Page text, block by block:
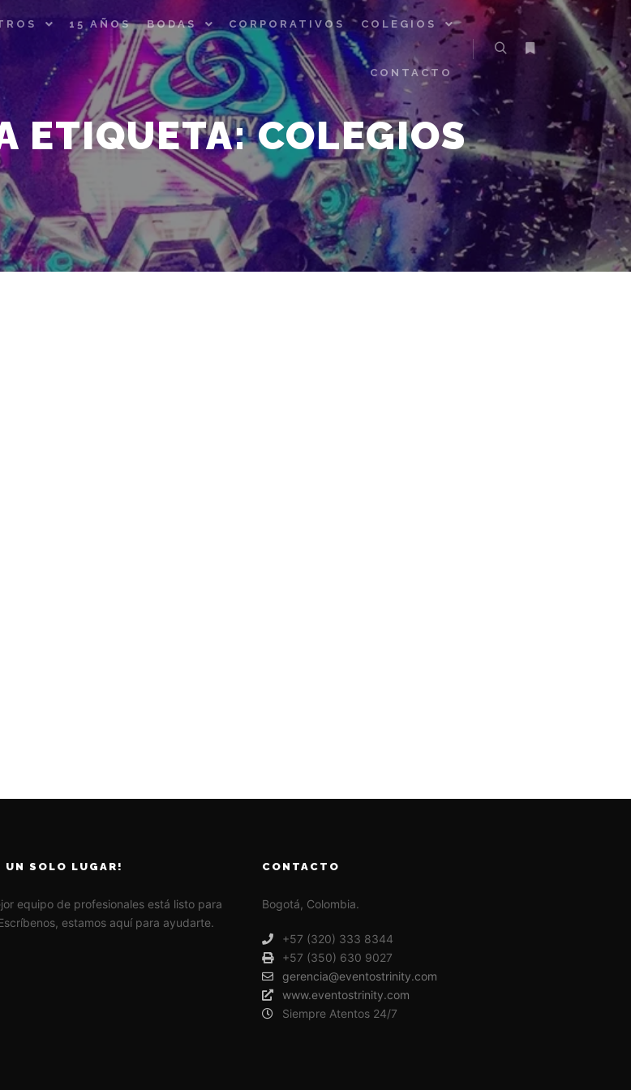
15 AÑOS BODAS CORPORATIVOS COLEGIOS
CONTACTO
ETIQUETA:COLEGIOS
UN SOLO LUGAR!
equipo de profesionales está listo para
estamos aquí para ayudarte.
CONTACTO
Bogotá, Colombia.
+57 (320) 333 8344
+57 (350) 630 9027
gerencia@eventostrinity.com
www.eventostrinity.com
Siempre Atentos 24/7